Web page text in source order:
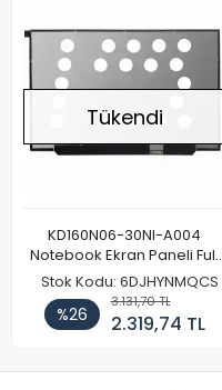
Tükendi
KD160N06-30NI-A004
Notebook Ekran Paneli Full
HD
Stok Kodu: 6DJHYNMQCS
%26
3.131,70 TL
2.319,74 TL